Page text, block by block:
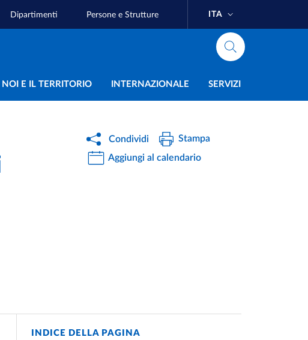
Dipartimenti Persone e Strutture ITA
NOI E IL TERRITORIO INTERNAZIONALE SERVIZI
Condividi
Stampa
Aggiungi al calendario
INDICE DELLA PAGINA